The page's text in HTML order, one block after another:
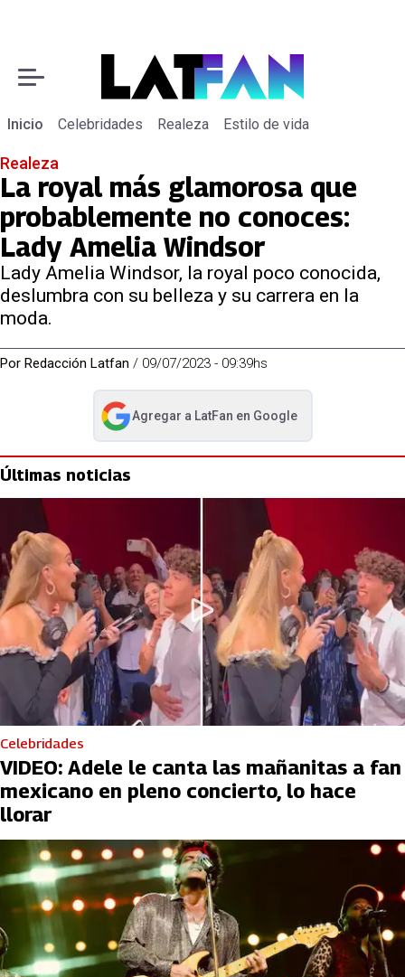
Inicio Celebridades Realeza Estilo de vida
Realeza
La royal más glamorosa que
probablemente no conoces:
Lady Amelia Windsor
Lady Amelia Windsor, la royal poco conocida,
deslumbra con su belleza y su carrera en la
moda.
Por Redacción Latfan / 09/07/2023 - 09:39hs
Agregar a LatFan en Google
abre en nueva pestaña
Últimas noticias
Celebridades
VIDEO: Adele le canta las mañanitas a fan
mexicano en pleno concierto, lo hace
llorar